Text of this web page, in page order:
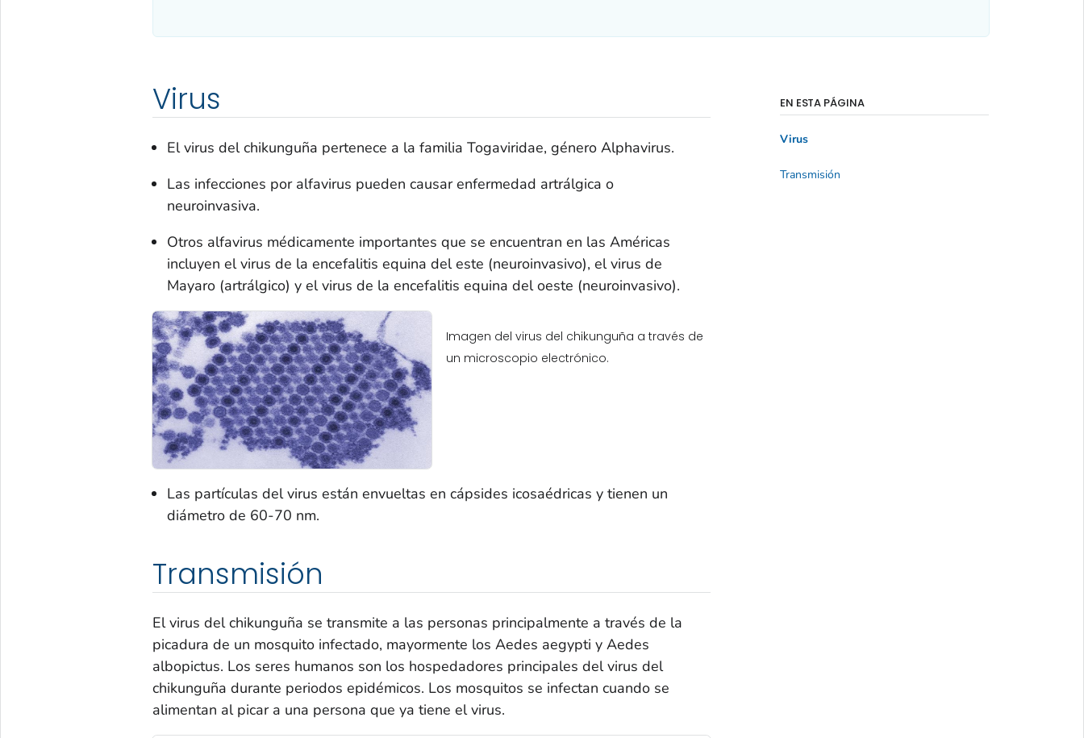
Virus
El virus del chikunguña pertenece a la familia Togaviridae, género Alphavirus.
Las infecciones por alfavirus pueden causar enfermedad artrálgica o
neuroinvasiva.
Otros alfavirus médicamente importantes que se encuentran en las Américas
incluyen el virus de la encefalitis equina del este (neuroinvasivo), el virus de
Mayaro (artrálgico) y el virus de la encefalitis equina del oeste (neuroinvasivo).
Imagen del virus del chikunguña a través de
un microscopio electrónico.
Las partículas del virus están envueltas en cápsides icosaédricas y tienen un
diámetro de 60-70 nm.
Transmisión
El virus del chikunguña se transmite a las personas principalmente a través de la
picadura de un mosquito infectado, mayormente los Aedes aegypti y Aedes
albopictus. Los seres humanos son los hospedadores principales del virus del
chikunguña durante periodos epidémicos. Los mosquitos se infectan cuando se
alimentan al picar a una persona que ya tiene el virus.
EN ESTA PÁGINA
Virus
Transmisión